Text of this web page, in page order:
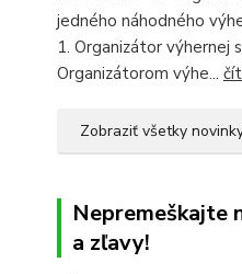
jedného náhodného
1. Organizátor výhernej
Organizátorom výhe...
Zobraziť všetky
Nepremeškajte
a zľavy!